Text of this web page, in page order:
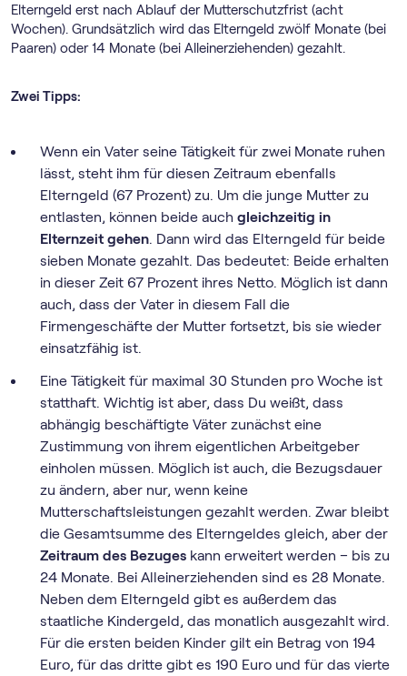
Elterngeld erst nach Ablauf der Mutterschutzfrist (acht
Wochen). Grundsätzlich wird das Elterngeld zwölf Monate (bei
Paaren) oder 14 Monate (bei Alleinerziehenden) gezahlt.
Zwei Tipps:
Wenn ein Vater seine Tätigkeit für zwei Monate ruhen
lässt, steht ihm für diesen Zeitraum ebenfalls
Elterngeld (67 Prozent) zu. Um die junge Mutter zu
entlasten, können beide auch gleichzeitig in
Elternzeit gehen. Dann wird das Elterngeld für beide
sieben Monate gezahlt. Das bedeutet: Beide erhalten
in dieser Zeit 67 Prozent ihres Netto. Möglich ist dann
auch, dass der Vater in diesem Fall die
Firmengeschäfte der Mutter fortsetzt, bis sie wieder
einsatzfähig ist.
Eine Tätigkeit für maximal 30 Stunden pro Woche ist
statthaft. Wichtig ist aber, dass Du weißt, dass
abhängig beschäftigte Väter zunächst eine
Zustimmung von ihrem eigentlichen Arbeitgeber
einholen müssen. Möglich ist auch, die Bezugsdauer
zu ändern, aber nur, wenn keine
Mutterschaftsleistungen gezahlt werden. Zwar bleibt
die Gesamtsumme des Elterngeldes gleich, aber der
Zeitraum des Bezuges kann erweitert werden – bis zu
24 Monate. Bei Alleinerziehenden sind es 28 Monate.
Neben dem Elterngeld gibt es außerdem das
staatliche Kindergeld, das monatlich ausgezahlt wird.
Für die ersten beiden Kinder gilt ein Betrag von 194
Euro, für das dritte gibt es 190 Euro und für das vierte